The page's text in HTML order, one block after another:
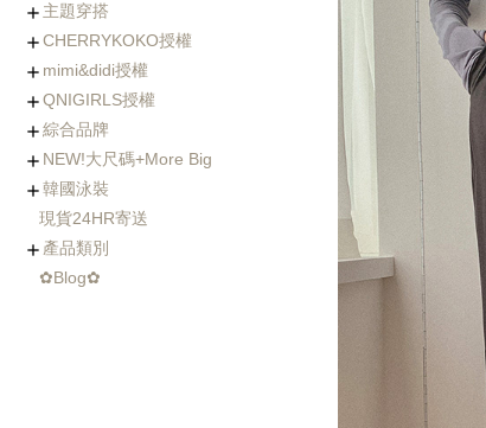
0806-0812新品
(8/5~8/12優惠95折)
0730-0805新品
0723-0729新品
0716-0722新品
0702-0708新品
主題穿搭
Chic x Slim｜逆天長腿
西裝褲特蒐
化身金秘書｜OL上衣穿
搭特輯
婚禮不失禮｜穿出好人
緣的優雅穿搭
小隻女專屬長褲｜再也
不用改褲長了！
徹底擊中他的心｜約會
穿搭必勝術
穿出時髦與優雅｜時尚
風衣特輯
寒流我不怕｜時髦保暖
外套特蒐
羊毛大衣
手工羊毛大衣
羽絨外套/鋪棉外套
毛衣外套
其它款式外套
海島假期必備｜渡假風
單品一次打包
棉花糖女孩の顯瘦絕招
Basic Wear｜365天天
都好搭！
穿過回不去的褲子
社團人氣款
Rachel's World直播間
名人推薦
人氣部落客Chiao推薦
年代新聞主播著用款
CHERRYKOKO授權
+ Made koko
+ Basic基礎內搭
+ Top上衣類
+ Outer外套類
+ Onepeice洋裝類
+ Skirt裙子類
+ Pants褲子類
+ Jeans單寧類
+ Acc配件類
+ Bag&Shoes包款&鞋
類
+ Summer Look
mimi&didi授權
+ Basic基礎內搭
+ Top上衣類
+ Outer外套類
+ Onepiece洋裝類
+ Skirt裙子類
+ Pants褲子類
+ Jeans單寧類
+ Acc配件類
+ Bag&Shoes包款&鞋
類
+ Homewear家居服飾
+ Summer Look
QNIGIRLS授權
+ QNIMADE
+ 155JEANS
+5cm加長版
+ Basic基礎內搭
+ Top上衣類
+ Outer外套類
+ Onepiece洋裝類
+ Skirt裙子類
+ Pants褲子類
+ Jeans單寧類
+ Acc配件類
+ Bags&Shoes包款&鞋
類
綜合品牌
+ Basic基礎內搭
+ Top上衣類
+ Outer外套類
+ Onepeice洋裝類
+ Skirt裙子類
+ Pants褲子類
+ Jeans單寧類
+ Bag&Shoes包款&鞋
類
+ Acc配件類
+ Summer Look
+ Fitnese Wear +
NEW!大尺碼+More Big
+ Top大尺碼上衣
+ Dress大尺碼洋裝
+ Ouetr大尺碼外套
+ Bottom大尺碼下身
韓國泳裝
連身泳裝
兩件式比基尼
三&四件式比基尼
大尺碼泳衣
防曬衣rash guard
玩水配件
現貨24HR寄送
產品類別
Basic基礎內搭
Top上衣類
Outer外套類
Skirt裙類
Pants褲類
Onepiece洋裝類
Acc配件類
Shoes鞋類
Bag包類
Homewear家居服飾
FitnessWear
✿Blog✿